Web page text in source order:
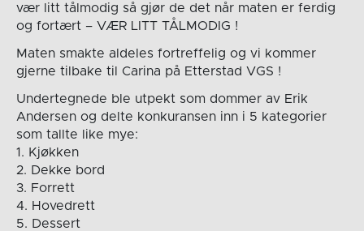
vær litt tålmodig så gjør de det når maten er ferdig
og fortært – VÆR LITT TÅLMODIG !
Maten smakte aldeles fortreffelig og vi kommer
gjerne tilbake til Carina på Etterstad VGS !
Undertegnede ble utpekt som dommer av Erik
Andersen og delte konkuransen inn i 5 kategorier
som tallte like mye:
1. Kjøkken
2. Dekke bord
3. Forrett
4. Hovedrett
5. Dessert